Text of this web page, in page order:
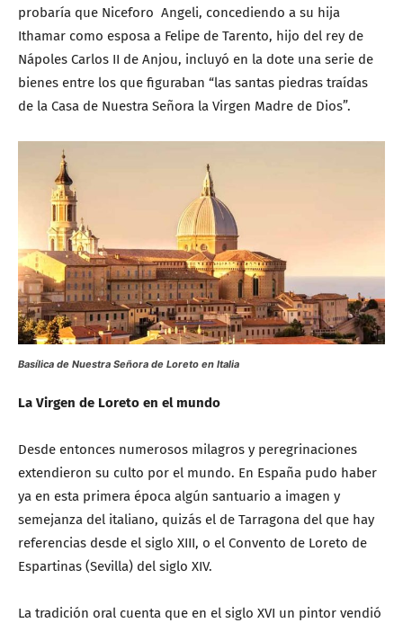
probaría que Niceforo Angeli, concediendo a su hija
Ithamar como esposa a Felipe de Tarento, hijo del rey de
Nápoles Carlos II de Anjou, incluyó en la dote una serie de
bienes entre los que figuraban “las santas piedras traídas
de la Casa de Nuestra Señora la Virgen Madre de Dios”.
Basílica de Nuestra Señora de Loreto en Italia
La Virgen de Loreto en el mundo
Desde entonces numerosos milagros y peregrinaciones
extendieron su culto por el mundo. En España pudo haber
ya en esta primera época algún santuario a imagen y
semejanza del italiano, quizás el de Tarragona del que hay
referencias desde el siglo XIII, o el Convento de Loreto de
Espartinas (Sevilla) del siglo XIV.
La tradición oral cuenta que en el siglo XVI un pintor vendió